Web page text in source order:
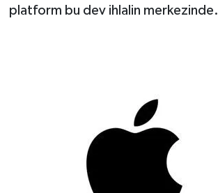
platform bu dev ihlalin merkezinde.